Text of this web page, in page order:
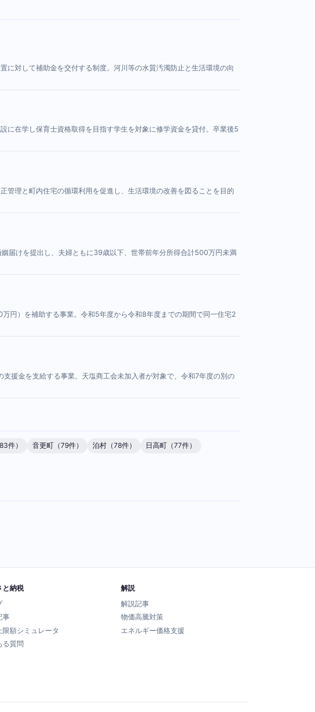
に対して補助金を交付する制度。河川等の水質汚濁防止と生活環境の向
に在学し保育士資格取得を目指す学生を対象に修学資金を貸付。卒業後5
管理と町内住宅の循環利用を促進し、生活環境の改善を図ることを目的
届けを提出し、夫婦ともに39歳以下、世帯前年分所得合計500万円未満
円）を補助する事業。令和5年度から令和8年度までの期間で同一住宅2
援金を支給する事業。天塩商工会未加入者が対象で、令和7年度の別の
件） 音更町（79件） 泊村（78件）
日高町（77件）
と納税
事
限額シミュレータ
る質問
解説
解説記事
物価高騰対策
エネルギー価格支援